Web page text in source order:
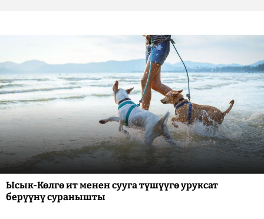
Ысык-Көлгө ит менен сууга түшүүгө уруксат
берүүнү суранышты